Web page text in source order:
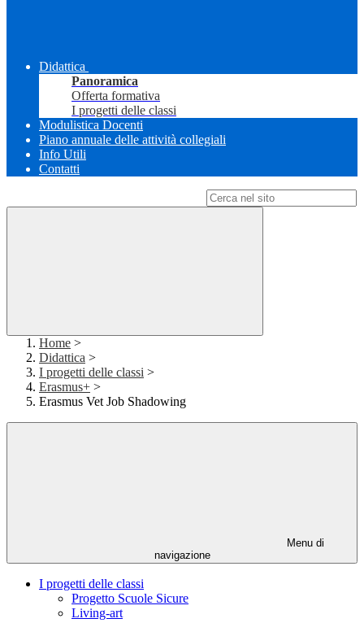
Didattica
Panoramica
Offerta formativa
I progetti delle classi
Modulistica Docenti
Piano annuale delle attività collegiali
Info Utili
Contatti
Home >
Didattica >
I progetti delle classi >
Erasmus+ >
Erasmus Vet Job Shadowing
Menu di
navigazione
I progetti delle classi
Progetto Scuole Sicure
Living-art